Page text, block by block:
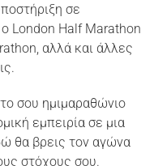
σε
London Half Marathon
αλλά και άλλες
σου ημιμαραθώνιο
εμπειρία σε μια
θα βρεις τον αγώνα
στόχους σου.